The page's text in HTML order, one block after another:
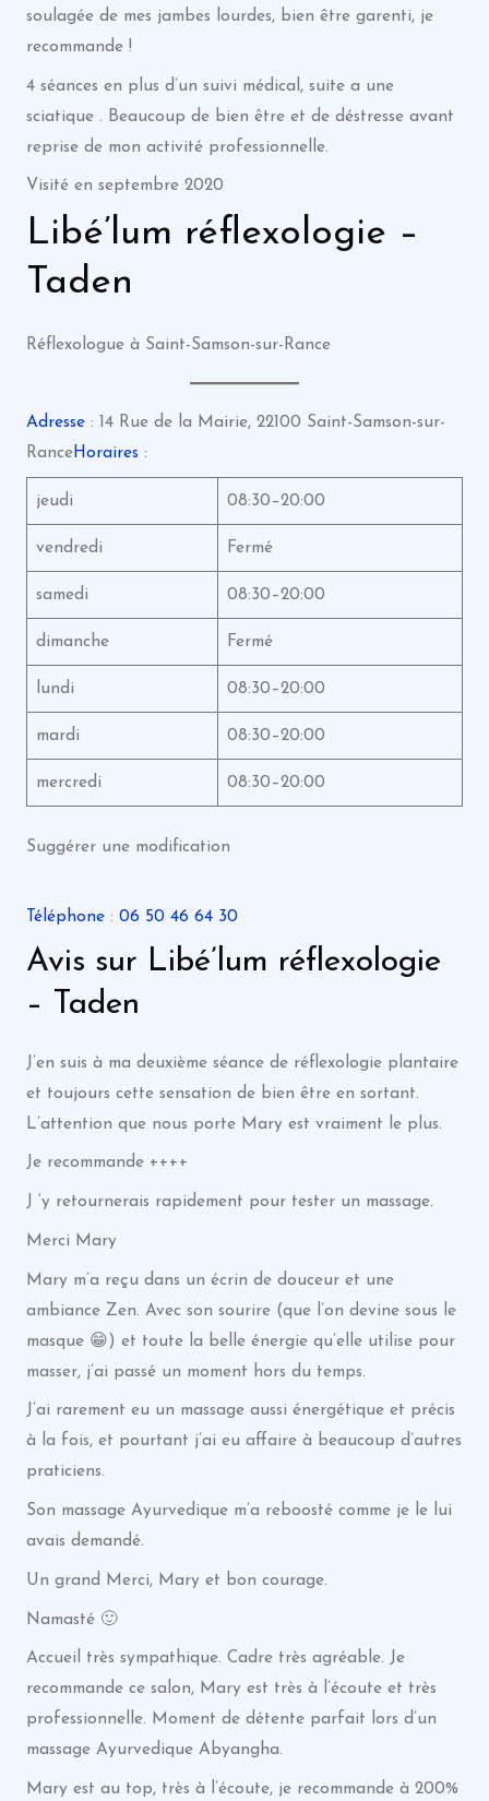
soulagée de mes jambes lourdes, bien être garenti, je
recommande !
4 séances en plus d’un suivi médical, suite a une
sciatique . Beaucoup de bien être et de déstresse avant
reprise de mon activité professionnelle.
Visité en septembre 2020
Libé’lum réflexologie –
Taden
Réflexologue à Saint-Samson-sur-Rance
Adresse: 14 Rue de la Mairie, 22100 Saint-Samson-sur-
RanceHoraires :
jeudi 08:30–20:00
vendredi Fermé
samedi 08:30–20:00
dimanche Fermé
lundi 08:30–20:00
mardi 08:30–20:00
mercredi 08:30–20:00
Suggérer une modification
Téléphone: 06 50 46 64 30
Avis sur Libé’lum réflexologie
– Taden
J’en suis à ma deuxième séance de réflexologie plantaire
et toujours cette sensation de bien être en sortant.
L’attention que nous porte Mary est vraiment le plus.
Je recommande ++++
J ‘y retournerais rapidement pour tester un massage.
Merci Mary
Mary m’a reçu dans un écrin de douceur et une
ambiance Zen. Avec son sourire (que l’on devine sous le
masque 😁) et toute la belle énergie qu’elle utilise pour
masser, j’ai passé un moment hors du temps.
J’ai rarement eu un massage aussi énergétique et précis
à la fois, et pourtant j’ai eu affaire à beaucoup d’autres
praticiens.
Son massage Ayurvedique m’a reboosté comme je le lui
avais demandé.
Un grand Merci, Mary et bon courage.
Namasté 🙂
Accueil très sympathique. Cadre très agréable. Je
recommande ce salon, Mary est très à l’écoute et très
professionnelle. Moment de détente parfait lors d’un
massage Ayurvedique Abyangha.
Mary est au top, très à l’écoute, je recommande à 200%